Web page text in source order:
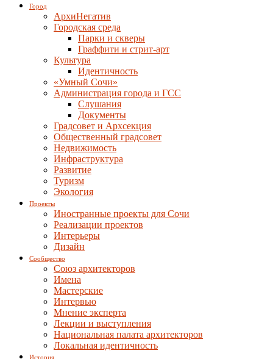
Город
АрхиНегатив
Городская среда
Парки и скверы
Граффити и стрит-арт
Культура
Идентичность
«Умный Сочи»
Администрация города и ГСС
Слушания
Документы
Градсовет и Архсекция
Общественный градсовет
Недвижимость
Инфраструктура
Развитие
Туризм
Экология
Проекты
Иностранные проекты для Сочи
Реализации проектов
Интерьеры
Дизайн
Сообщество
Союз архитекторов
Имена
Мастерские
Интервью
Мнение эксперта
Лекции и выступления
Национальная палата архитекторов
Локальная идентичность
История